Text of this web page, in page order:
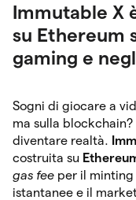
Immutable X
su Ethereum
gaming e
Sogni di giocare a
ma sulla
diventare realtà.
costruita su
gas fee per il minting
istantanee e il